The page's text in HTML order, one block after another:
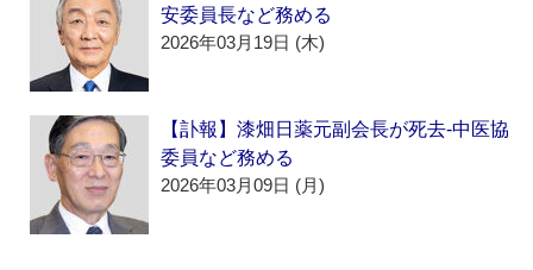
安委員長など務める
2026年03月19日 (木)
【訃報】漆畑日薬元副会長が死去‐中医協
委員など務める
2026年03月09日 (月)